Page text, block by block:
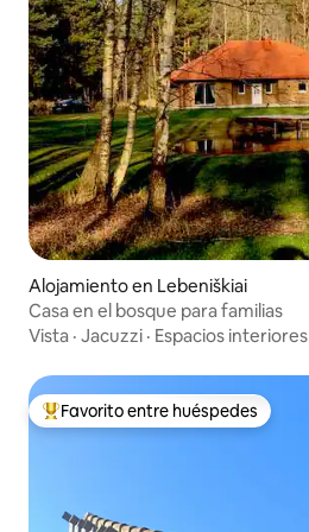
Alojamiento en Lebeniškiai
Casa en el bosque para familias
Vista · Jacuzzi · Espacios interiores
Favorito entre huéspedes preferido
Favorito entre huéspedes